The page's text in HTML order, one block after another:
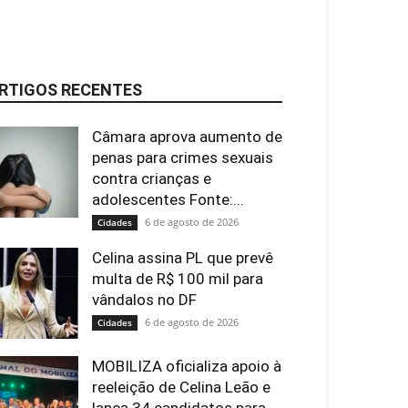
RECENTES
Câmara aprova aumento de
penas para crimes sexuais
contra crianças e
adolescentes Fonte:...
Cidades 6 de agosto de 2026
Celina assina PL que prevê
multa de R$ 100 mil para
vândalos no DF
Cidades 6 de agosto de 2026
MOBILIZA oficializa apoio à
reeleição de Celina Leão e